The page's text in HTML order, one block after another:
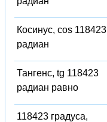
Косинус, cos 118423
радиан
Тангенс, tg 118423
радиан равно
118423 градуса,